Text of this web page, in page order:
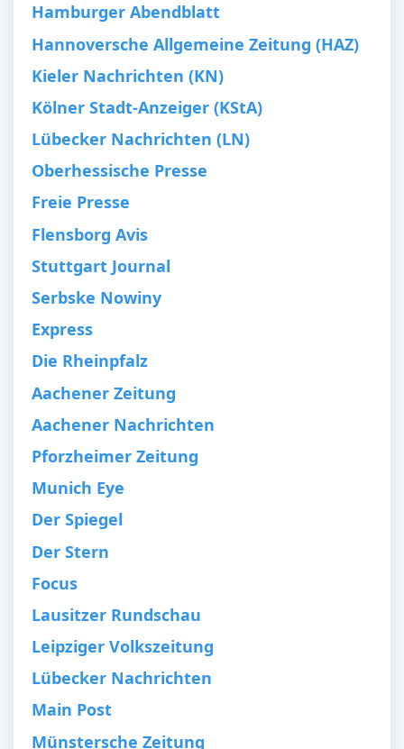
Hamburger Abendblatt
Hannoversche Allgemeine Zeitung (HAZ)
Kieler Nachrichten (KN)
Kölner Stadt-Anzeiger (KStA)
Lübecker Nachrichten (LN)
Oberhessische Presse
Freie Presse
Flensborg Avis
Stuttgart Journal
Serbske Nowiny
Express
Die Rheinpfalz
Aachener Zeitung
Aachener Nachrichten
Pforzheimer Zeitung
Munich Eye
Der Spiegel
Der Stern
Focus
Lausitzer Rundschau
Leipziger Volkszeitung
Lübecker Nachrichten
Main Post
Münstersche Zeitung